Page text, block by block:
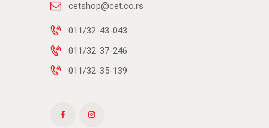
cetshop@cet.co.rs
011/32-43-043
011/32-37-246
011/32-35-139